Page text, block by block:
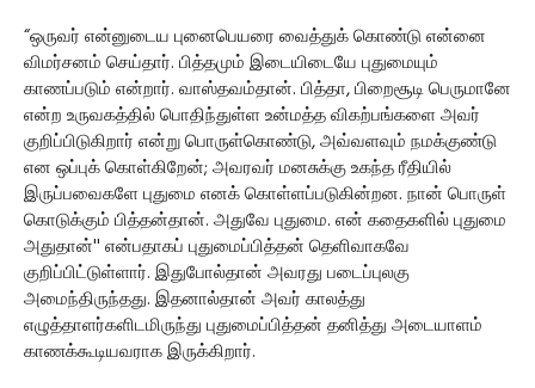
“ஒருவர் என்னுடைய புனைபெயரை வைத்துக் கொண்டு என்னை
விமர்சனம் செய்தார். பித்தமும் இடையிடையே புதுமையும்
காணப்படும் என்றார். வாஸ்தவம்தான். பித்தா, பிறைசூடி பெருமானே
என்ற உருவகத்தில் பொதிந்துள்ள உன்மத்த விகற்பங்களை அவர்
குறிப்பிடுகிறார் என்று பொருள்கொண்டு, அவ்வளவும் நமக்குண்டு
என ஒப்புக் கொள்கிறேன்; அவரவர் மனசுக்கு உகந்த ரீதியில்
இருப்பவைகளே புதுமை எனக் கொள்ளப்படுகின்றன. நான் பொருள்
கொடுக்கும் பித்தன்தான். அதுவே புதுமை. என் கதைகளில் புதுமை
அதுதான்'' என்பதாகப் புதுமைப்பித்தன் தெளிவாகவே
குறிப்பிட்டுள்ளார். இதுபோல்தான் அவரது படைப்புலகு
அமைந்திருந்தது. இதனால்தான் அவர் காலத்து
எழுத்தாளர்களிடமிருந்து புதுமைப்பித்தன் தனித்து அடையாளம்
காணக்கூடியவராக இருக்கிறார்.